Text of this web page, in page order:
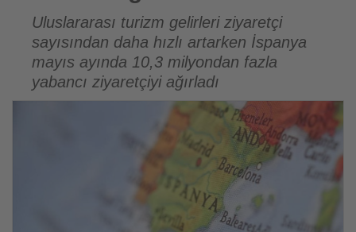
sizler
için
turizmde
Uluslararası turizm gelirleri ziyaretçi
sayısından daha hızlı artarken İspanya
mayıs ayında 10,3 milyondan fazla
yabancı ziyaretçiyi ağırladı